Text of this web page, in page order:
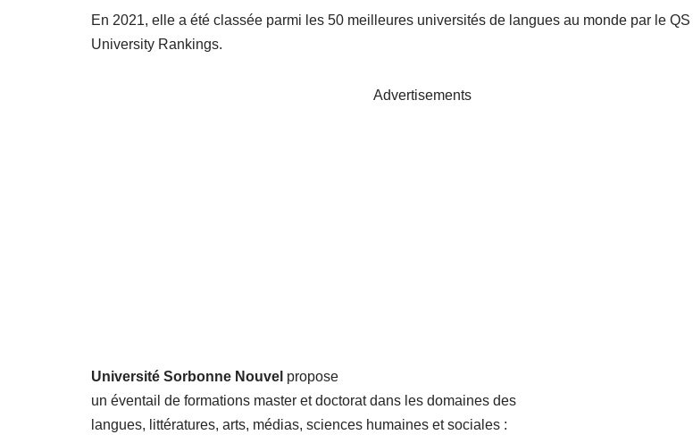
En 2021, elle a été classée parmi les 50 meilleures universités de langues au monde par le QS
University Rankings.
Advertisements
Université Sorbonne Nouvel propose
un éventail de formations master et doctorat dans les domaines des
langues, littératures, arts, médias, sciences humaines et sociales :